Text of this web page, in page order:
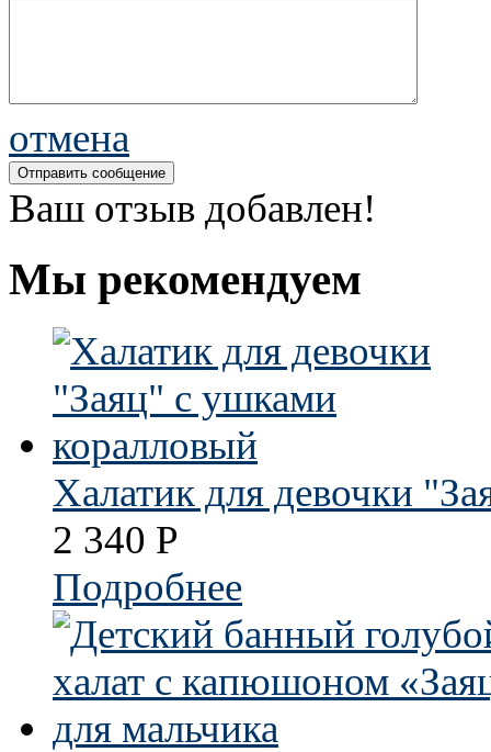
отмена
Ваш отзыв добавлен!
Мы рекомендуем
Халатик для девочки
2 340 Р
Подробнее